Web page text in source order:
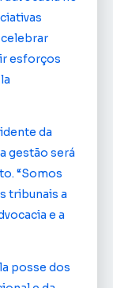
celebrar
esforços
da
gestão será
“Somos
tribunais a
e a
posse dos